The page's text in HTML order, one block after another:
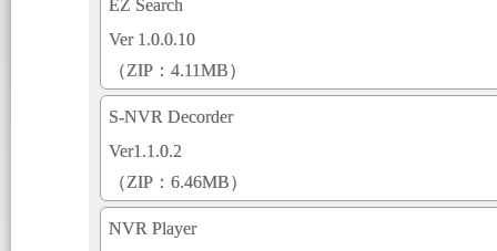
EZ Search
Ver 1.0.0.10
（ZIP：4.11MB）
S-NVR Decorder
Ver1.1.0.2
（ZIP：6.46MB）
NVR Player